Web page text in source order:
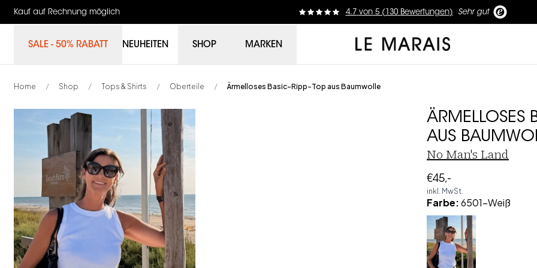
Kauf auf Rechnung möglich 4.7 von5 ( 130 Bewertungen) Sehr gut
SALE - 50% RABATT NEUHEITEN SHOP MARKEN Le Marais
Home / Shop / Tops & Shirts / Oberteile / Ärmelloses Basic-Ripp-Top aus Baumwolle
ÄRMELLOSES
AUS
No Man's Land
€45,-
inkl. MwSt.
Farbe:6501-Weiß